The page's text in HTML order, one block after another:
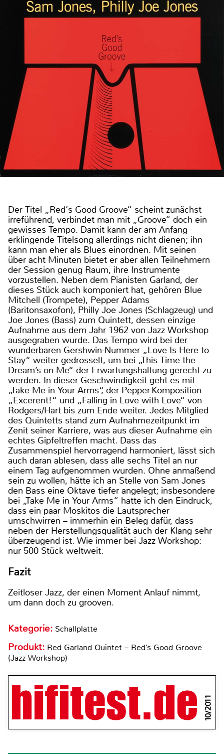
Der Titel „Red‘s Good Groove“ scheint zunächst
irreführend, verbindet man mit „Groove“ doch ein
gewisses Tempo. Damit kann der am Anfang
erklingende Titelsong allerdings nicht dienen; ihn
kann man eher als Blues einordnen. Mit seinen
über acht Minuten bietet er aber allen Teilnehmern
der Session genug Raum, ihre Instrumente
vorzustellen. Neben dem Pianisten Garland, der
dieses Stück auch komponiert hat, gehören Blue
Mitchell (Trompete), Pepper Adams
(Baritonsaxofon), Philly Joe Jones (Schlagzeug) und
Joe Jones (Bass) zum Quintett, dessen einzige
Aufnahme aus dem Jahr 1962 von Jazz Workshop
ausgegraben wurde. Das Tempo wird bei der
wunderbaren Gershwin-Nummer „Love Is Here to
Stay“ weiter gedrosselt, um bei „This Time the
Dream’s on Me“ der Erwartungshaltung gerecht zu
werden. In dieser Geschwindigkeit geht es mit
„Take Me in Your Arms“, der Pepper-Komposition
„Excerent!“ und „Falling in Love with Love“ von
Rodgers/Hart bis zum Ende weiter. Jedes Mitglied
des Quintetts stand zum Aufnahmezeitpunkt im
Zenit seiner Karriere, was aus dieser Aufnahme ein
echtes Gipfeltreffen macht. Dass das
Zusammenspiel hervorragend harmoniert, lässt sich
auch daran ablesen, dass alle sechs Titel an nur
einem Tag aufgenommen wurden. Ohne anmaßend
sein zu wollen, hätte ich an Stelle von Sam Jones
den Bass eine Oktave tiefer angelegt; insbesondere
bei „Take Me in Your Arms“ hatte ich den Eindruck,
dass ein paar Moskitos die Lautsprecher
umschwirren – immerhin ein Beleg dafür, dass
neben der Herstellungsqualität auch der Klang sehr
überzeugend ist. Wie immer bei Jazz Workshop:
nur 500 Stück weltweit.
Fazit
Zeitloser Jazz, der einen Moment Anlauf nimmt,
um dann doch zu grooven.
Kategorie: Schallplatte
Produkt: Red Garland Quintet – Red’s Good Groove
(Jazz Workshop)
10/2011